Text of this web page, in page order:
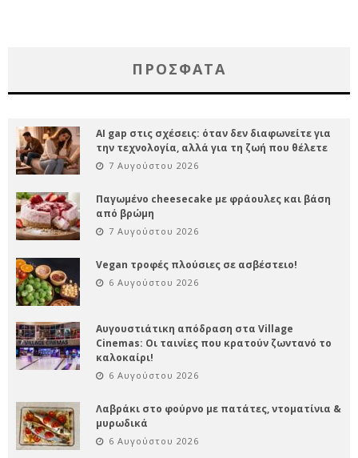
ΠΡΌΣΦΑΤΑ
AI gap στις σχέσεις: όταν δεν διαφωνείτε για
την τεχνολογία, αλλά για τη ζωή που θέλετε
7 Αυγούστου 2026
Παγωμένο cheesecake με φράουλες και βάση
από βρώμη
7 Αυγούστου 2026
Vegan τροφές πλούσιες σε ασβέστειο!
6 Αυγούστου 2026
Αυγουστιάτικη απόδραση στα Village
Cinemas: Οι ταινίες που κρατούν ζωντανό το
καλοκαίρι!
6 Αυγούστου 2026
Λαβράκι στο φούρνο με πατάτες, ντοματίνια &
μυρωδικά
6 Αυγούστου 2026